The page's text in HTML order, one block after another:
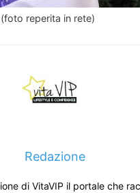
reperita in rete)
Redazione
di VitaVIP il portale che